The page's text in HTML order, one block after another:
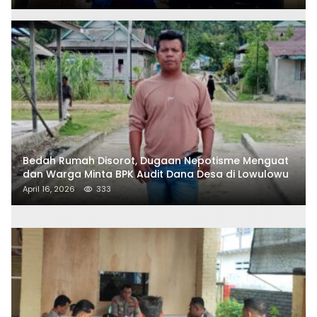
Bedah Rumah Disorot, Dugaan Nepotisme Menguat
dan Warga Minta BPK Audit Dana Desa di Lowulowu
April 16, 2026 333